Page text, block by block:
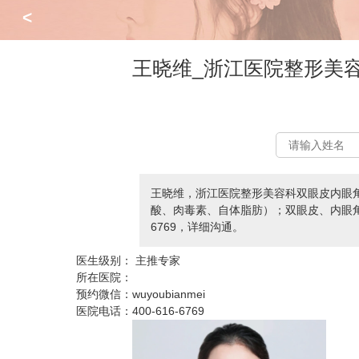
<
王晓维_浙江医院整形美
王晓维，浙江医院整形美容科双眼皮内
酸、肉毒素、自体脂肪）；双眼皮、内
6769，详细沟通。
医生级别：
主推专家
所在医院：
预约微信：wuyoubianmei
医院电话：400-616-6769